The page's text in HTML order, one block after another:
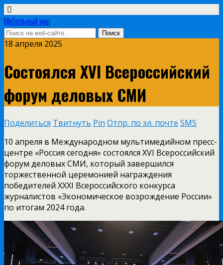
Мебельный мир
18 апреля 2025
Состоялся XVI Всероссийский
форум деловых СМИ
Поделиться Твитнуть Pin Отпр. по эл. почте SMS
10 апреля в Международном мультимедийном пресс-
центре «Россия сегодня» состоялся XVI Всероссийский
форум деловых СМИ, который завершился
торжественной церемонией награждения
победителей XXXI Всероссийского конкурса
журналистов «Экономическое возрождение России»
по итогам 2024 года.